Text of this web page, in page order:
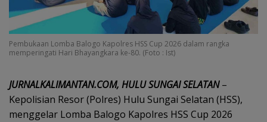
Pembukaan Lomba Balogo Kapolres HSS Cup 2026 dalam rangka
memperingati Hari Bhayangkara ke-80. (Foto : Ist)
JURNALKALIMANTAN.COM, HULU SUNGAI SELATAN–
Kepolisian Resor (Polres) Hulu Sungai Selatan (HSS),
menggelar Lomba Balogo Kapolres HSS Cup 2026